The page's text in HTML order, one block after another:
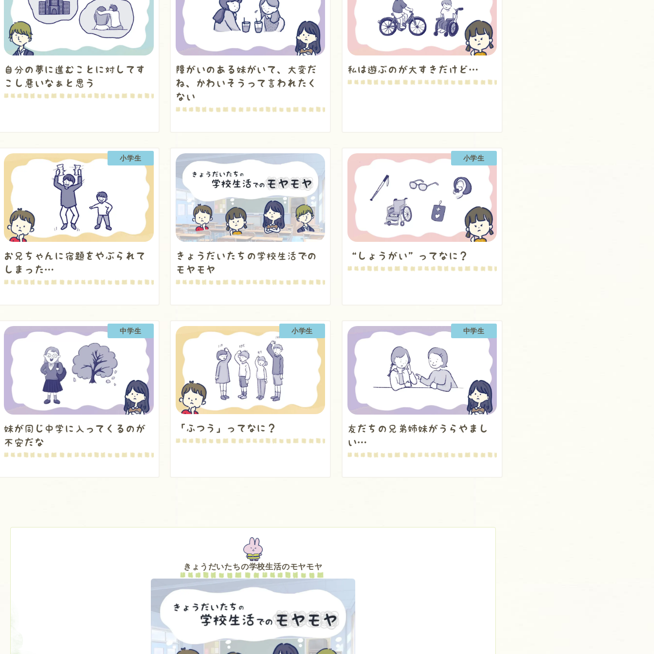
自分の夢に進むことに対してす
こし悪いなぁと思う
障がいのある妹がいて、大変だ
ね、かわいそうって言われたく
ない
私は遊ぶのが大すきだけど…
小学生
お兄ちゃんに宿題をやぶられて
しまった…
きょうだいたちの学校生活での
モヤモヤ
小学生
“しょうがい”ってなに？
中学生
妹が同じ中学に入ってくるのが
不安だな
小学生
「ふつう」ってなに？
中学生
友だちの兄弟姉妹がうらやまし
い…
きょうだいたちの学校生活のモヤモヤ